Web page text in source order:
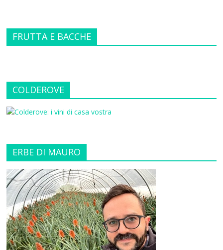
FRUTTA E BACCHE
COLDEROVE
ERBE DI MAURO